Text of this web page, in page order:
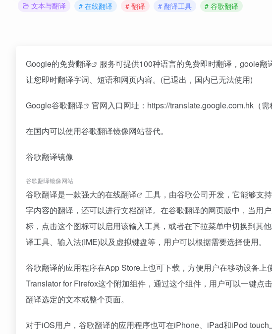
文本与翻译 # 在线翻译 # 翻译 # 翻译工具 # 谷歌翻译
Google的免费翻译
服务可提供100种语言的免费即时翻译，goole
让您即时翻译字词、短语和网页内容。(已退出，国内已无法使用)
Google谷歌翻译 官网入口网址：https://translate.google.com.hk（需
在国内可以使用谷歌翻译镜像网站替代。
谷歌翻译镜像
谷歌翻译镜像网站
谷歌翻译是一款强大的在线翻译
工具，由谷歌公司开发，它能够支
字内容的翻译，还可以进行文档翻译。在谷歌翻译的网页版中，当用
标，点击这个图标可以启用该输入工具，或者在下拉菜单中切换到其
译工具、输入法(IME)以及虚拟键盘等，用户可以根据需要选择使用。
谷歌翻译的应用程序在App Store上也可下载，方便用户在移动设备
Translator for Firefox这个附加组件，通过这个组件，用户可以一键点
翻译选定的文本或整个页面。
对于iOS用户，谷歌翻译的应用程序也可在iPhone、iPad和iPod